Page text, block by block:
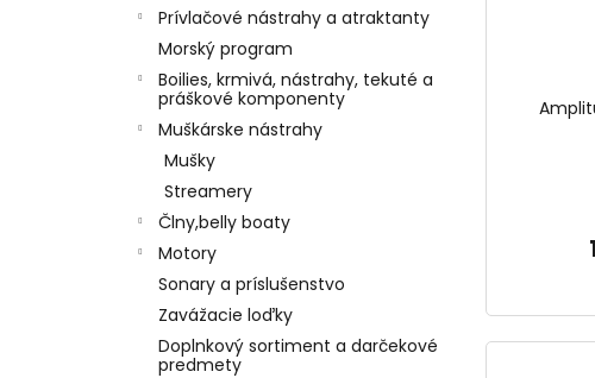
Prívlačové nástrahy a atraktanty
Morský program
Boilies, krmivá, nástrahy, tekuté a
práškové komponenty
Muškárske nástrahy
Mušky
Streamery
Člny,belly boaty
Motory
Sonary a príslušenstvo
Zavážacie loďky
Doplnkový sortiment a darčekové
predmety